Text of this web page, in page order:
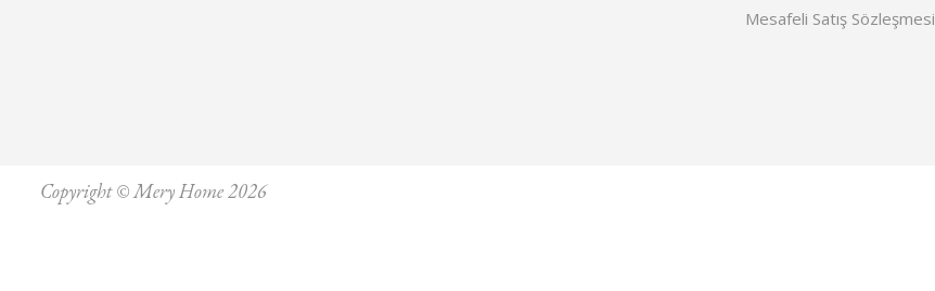
Mesafeli Satış Sözleşmesi
Copyright © Mery Home 2026